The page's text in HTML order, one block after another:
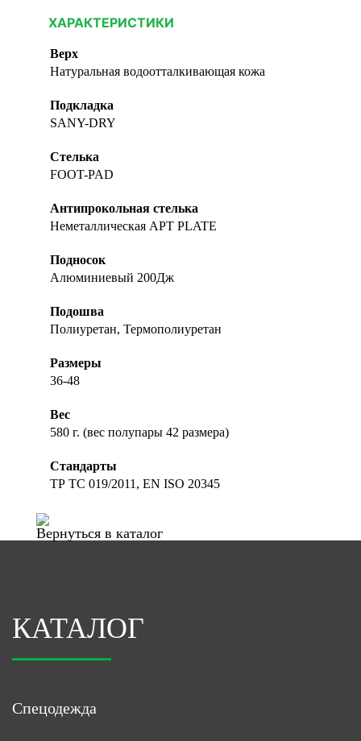
ХАРАКТЕРИСТИКИ
Верх
Натуральная водоотталкивающая кожа
Подкладка
SANY-DRY
Стелька
FOOT-PAD
Антипрокольная стелька
Неметаллическая APT PLATE
Подносок
Алюминиевый 200Дж
Подошва
Полиуретан, Термополиуретан
Размеры
36-48
Вес
580 г. (вес полупары 42 размера)
Стандарты
ТР ТС 019/2011, EN ISO 20345
Вернуться в каталог
КАТАЛОГ
Спецодежда